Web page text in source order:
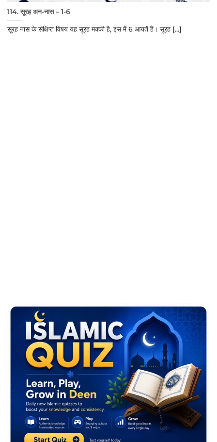
114. सूरह अन-नास – 1-6
सूरह नास के संक्षिप्त विषय यह सूरह मक्की है, इस में 6 आयतें हैं। सूरह [...]